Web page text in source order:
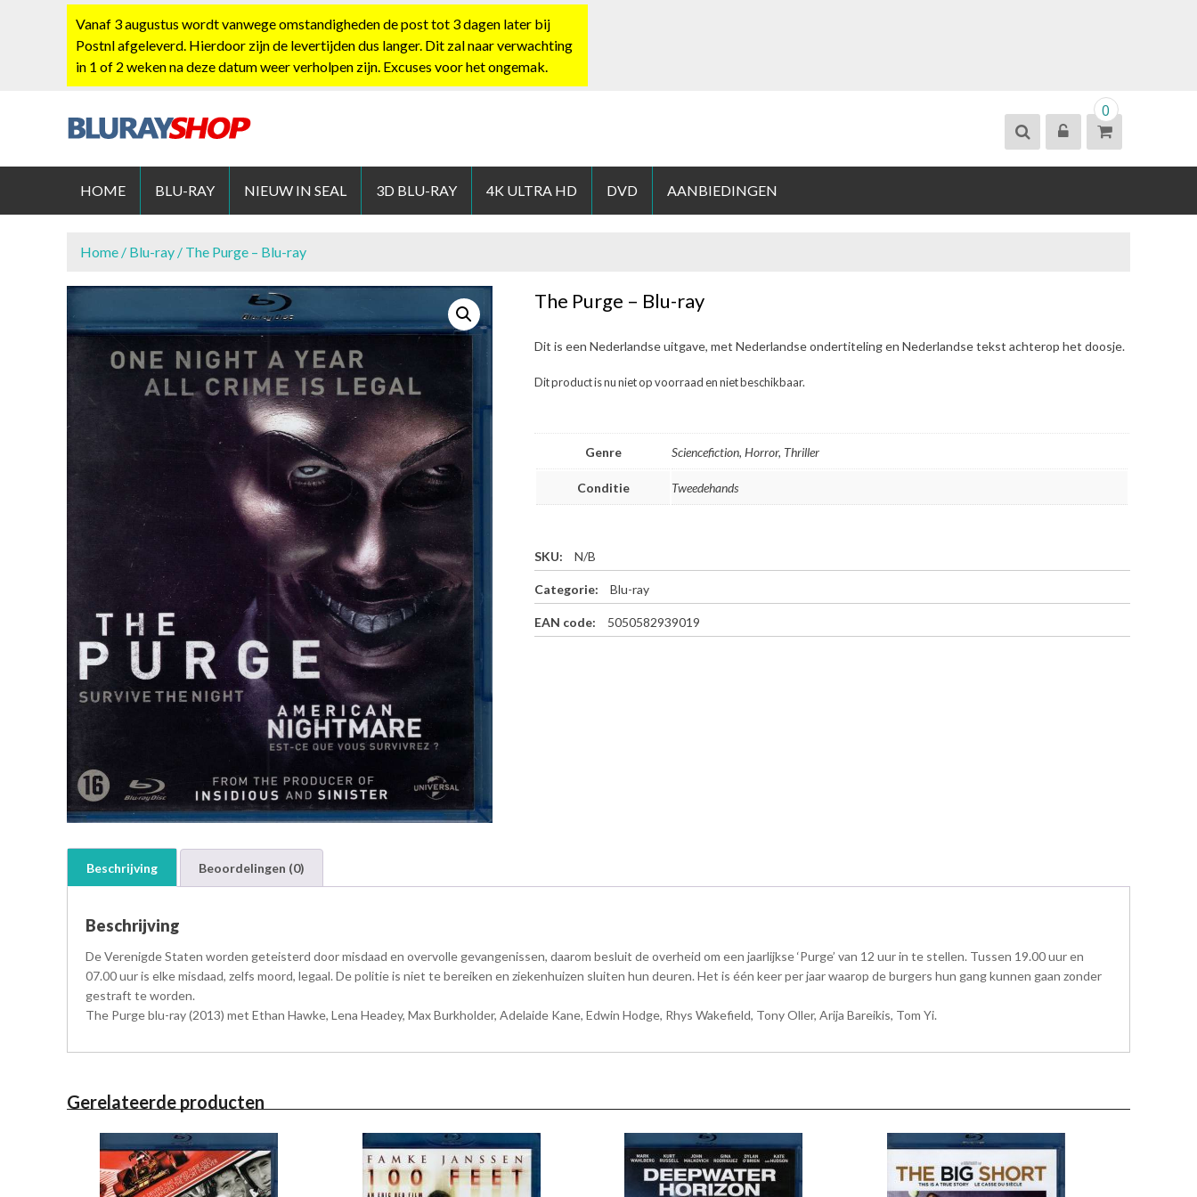
Vanaf 3 augustus wordt vanwege omstandigheden de post tot 3 dagen later bij
Postnl afgeleverd. Hierdoor zijn de levertijden dus langer. Dit zal naar verwachting
in 1 of 2 weken na deze datum weer verholpen zijn. Excuses voor het ongemak.
BLURAYSHOP.NL
0
HOME BLU-RAY NIEUW IN SEAL 3D BLU-RAY 4K ULTRA HD DVD AANBIEDINGEN
Home / Blu-ray / The Purge – Blu-ray
The Purge – Blu-ray
Dit is een Nederlandse uitgave, met Nederlandse ondertiteling en Nederlandse tekst achterop het doosje.
Dit product is nu niet op voorraad en niet beschikbaar.
Genre Sciencefiction, Horror, Thriller
Conditie Tweedehands
SKU: N/B
Categorie: Blu-ray
EAN code: 5050582939019
Beschrijving Beoordelingen (0)
Beschrijving
De Verenigde Staten worden geteisterd door misdaad en overvolle gevangenissen, daarom besluit de overheid om een jaarlijkse ‘Purge’ van 12 uur in te stellen. Tussen 19.00 uur en
07.00 uur is elke misdaad, zelfs moord, legaal. De politie is niet te bereiken en ziekenhuizen sluiten hun deuren. Het is één keer per jaar waarop de burgers hun gang kunnen gaan zonder
gestraft te worden.
The Purge blu-ray (2013) met Ethan Hawke, Lena Headey, Max Burkholder, Adelaide Kane, Edwin Hodge, Rhys Wakefield, Tony Oller, Arija Bareikis, Tom Yi.
Gerelateerde producten